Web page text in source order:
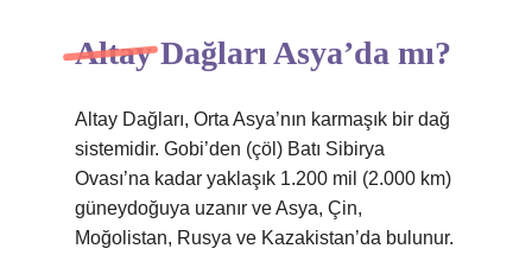
Altay Dağları Asya’da mı?
Altay Dağları, Orta Asya’nın karmaşık bir dağ
sistemidir. Gobi’den (çöl) Batı Sibirya
Ovası’na kadar yaklaşık 1.200 mil (2.000 km)
güneydoğuya uzanır ve Asya, Çin,
Moğolistan, Rusya ve Kazakistan’da bulunur.